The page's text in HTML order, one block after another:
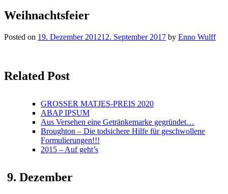
Weihnachtsfeier
Posted on 19. Dezember 201212. September 2017 by Enno Wulff
Related Post
GROSSER MATJES-PREIS 2020
ABAP IPSUM
Aus Versehen eine Getränkemarke gegründet…
Broughton – Die todsichere Hilfe für geschwollene
Formulierungen!!!
2015 – Auf geht’s
9. Dezember